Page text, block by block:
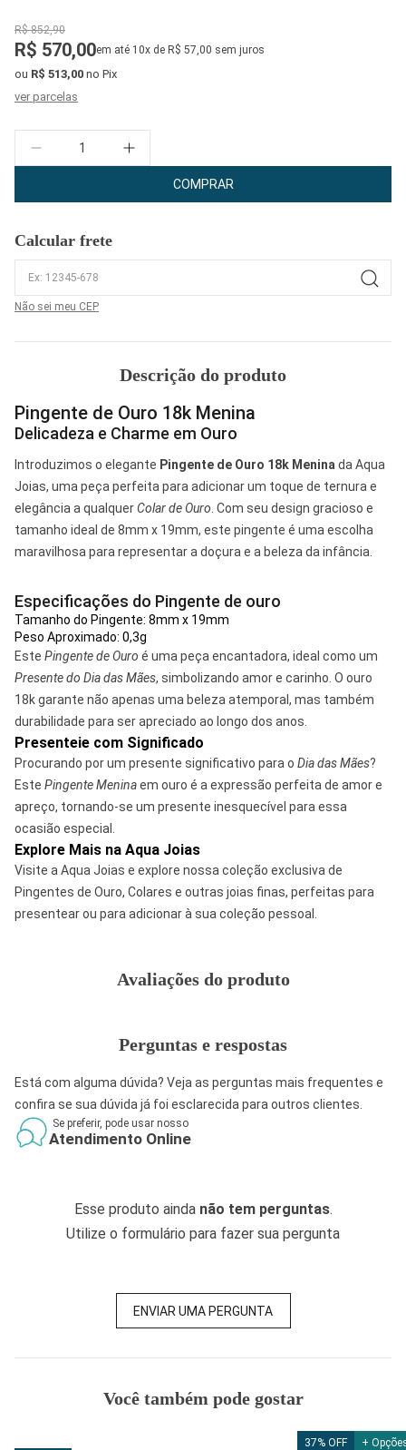
R$ 852,90
R$ 570,00em até 10x de R$ 57,00 sem juros
ou R$ 513,00 no Pix
ver parcelas
Quantidade
COMPRAR
Calcular frete
Não sei meu CEP
Descrição do produto
Pingente de Ouro 18k Menina
Delicadeza e Charme em Ouro
Introduzimos o elegante Pingente de Ouro 18k Menina da Aqua
Joias, uma peça perfeita para adicionar um toque de ternura e
elegância a qualquerColar de Ouro . Com seu design gracioso e
tamanho ideal de 8mm x 19mm, este pingente é uma escolha
maravilhosa para representar a doçura e a beleza da infância.
Especificações do Pingente de ouro
Tamanho do Pingente: 8mm x 19mm
Peso Aproximado: 0,3g
Este Pingente de Ouro é uma peça encantadora, ideal como um
Presente do Dia das Mães, simbolizando amor e carinho. O ouro
18k garante não apenas uma beleza atemporal, mas também
durabilidade para ser apreciado ao longo dos anos.
Presenteie com Significado
Procurando por um presente significativo para o Dia das Mães?
Este Pingente Meninaem ouro é a expressão perfeita de amor e
apreço, tornando-se um presente inesquecível para essa
ocasião especial.
Explore Mais na Aqua Joias
Visite a Aqua Joias e explore nossa coleção exclusiva de
Pingentes de Ouro, Colares e outras joias finas, perfeitas para
presentear ou para adicionar à sua coleção pessoal.
Avaliações do produto
Perguntas e respostas
Está com alguma dúvida? Veja as perguntas mais frequentes e
confira se sua dúvida já foi esclarecida para outros clientes.
Se preferir, pode usar nosso
Atendimento Online
Esse produto ainda não tem perguntas.
Utilize o formulário para fazer sua pergunta
ENVIAR UMA PERGUNTA
Você também pode gostar
37% OFF +